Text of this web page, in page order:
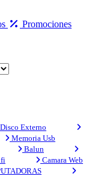
Promociones
Disco Externo
Memoria Usb
Balun
Camara Web